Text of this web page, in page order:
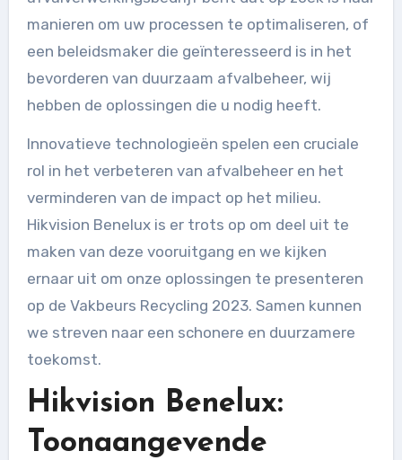
manieren om uw processen te optimaliseren, of
een beleidsmaker die geïnteresseerd is in het
bevorderen van duurzaam afvalbeheer, wij
hebben de oplossingen die u nodig heeft.
Innovatieve technologieën spelen een cruciale
rol in het verbeteren van afvalbeheer en het
verminderen van de impact op het milieu.
Hikvision Benelux is er trots op om deel uit te
maken van deze vooruitgang en we kijken
ernaar uit om onze oplossingen te presenteren
op de Vakbeurs Recycling 2023. Samen kunnen
we streven naar een schonere en duurzamere
toekomst.
Hikvision Benelux:
Toonaangevende